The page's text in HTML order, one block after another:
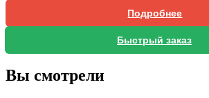
Подробнее
Быстрый заказ
Вы смотрели